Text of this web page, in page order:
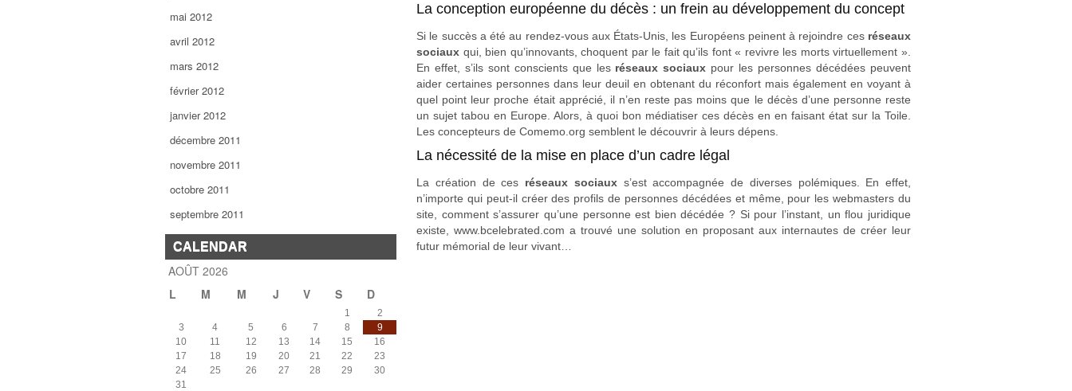
mai 2012
avril 2012
mars 2012
février 2012
janvier 2012
décembre 2011
novembre 2011
octobre 2011
septembre 2011
CALENDAR
AOÛT 2026
L
M M J V S D
1
2
3
4 5 6 7 8
9
10
11 12 13 14 15
16
17
18 19 20 21 22
23
24
25 26 27 28 29
30
31
La conception européenne du décès : un frein au développement du concept
Si le succès a été au rendez-vous aux États-Unis, les Européens peinent à rejoindre ces réseaux
sociaux qui, bien qu’innovants, choquent par le fait qu’ils font « revivre les morts virtuellement ».
En effet, s’ils sont conscients que les réseaux sociaux pour les personnes décédées peuvent
aider certaines personnes dans leur deuil en obtenant du réconfort mais également en voyant à
quel point leur proche était apprécié, il n’en reste pas moins que le décès d’une personne reste
un sujet tabou en Europe. Alors, à quoi bon médiatiser ces décès en en faisant état sur la Toile.
Les concepteurs de Comemo.org semblent le découvrir à leurs dépens.
La nécessité de la mise en place d’un cadre légal
La création de ces réseaux sociauxs’est accompagnée de diverses polémiques. En effet,
n’importe qui peut-il créer des profils de personnes décédées et même, pour les webmasters du
site, comment s’assurer qu’une personne est bien décédée ? Si pour l’instant, un flou juridique
existe, www.bcelebrated.com a trouvé une solution en proposant aux internautes de créer leur
futur mémorial de leur vivant…